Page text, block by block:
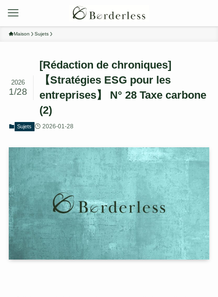
Maison Sujets
[Rédaction de chroniques]
【Stratégies ESG pour les
entreprises】 N° 28 Taxe carbone
(2)
2026
1/28
Sujets 2026-01-28